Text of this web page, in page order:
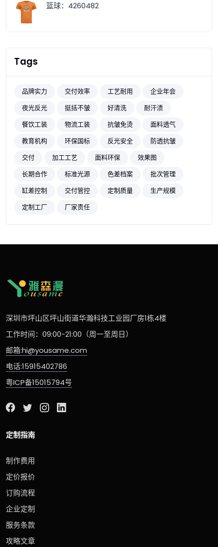
篮球：4260482
Tags
品牌实力 交付效率 工艺耐用
企业年会
夜光反光
挺括不皱 好清洗
耐汗渍
餐饮工装
物流工装 抗皱免烫
面料透气
教育机构
环保国标 反光安全
防透抗皱
交付
加工工艺 面料环保
效果图
长期合作
标准光源 色差档案
批次管理
缸差控制
交付管控 定制质量
生产规模
定制工厂
厂家责任
深圳市坪山区坪山街道华瀚科技工业园厂房1栋4楼
工作时间：09:00-21:00（周一至周日）
邮箱:hi@yousame.com
电话:15915402786
粤ICP备15015794号
定制指南
制作费用
定价报价
订购流程
企业定制
服务条款
攻略文章